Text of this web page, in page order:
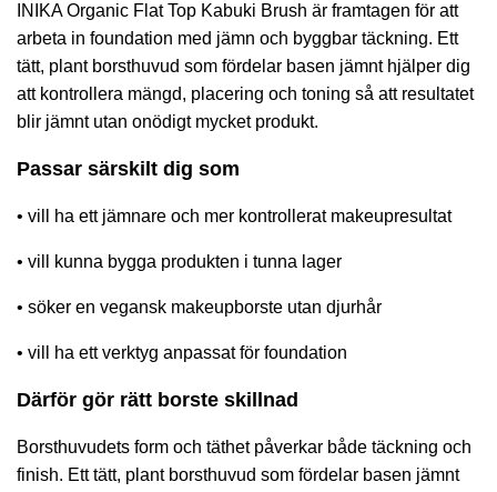
INIKA Organic Flat Top Kabuki Brush är framtagen för att
arbeta in foundation med jämn och byggbar täckning. Ett
tätt, plant borsthuvud som fördelar basen jämnt hjälper dig
att kontrollera mängd, placering och toning så att resultatet
blir jämnt utan onödigt mycket produkt.
Passar särskilt dig som
• vill ha ett jämnare och mer kontrollerat makeupresultat
• vill kunna bygga produkten i tunna lager
• söker en vegansk makeupborste utan djurhår
• vill ha ett verktyg anpassat för foundation
Därför gör rätt borste skillnad
Borsthuvudets form och täthet påverkar både täckning och
finish. Ett tätt, plant borsthuvud som fördelar basen jämnt